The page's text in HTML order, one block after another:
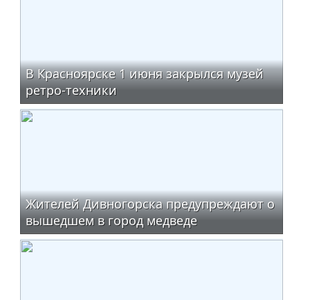
В Красноярске 1 июня закрылся музей
ретро-техники
Жителей Дивногорска предупреждают о
вышедшем в город медведе